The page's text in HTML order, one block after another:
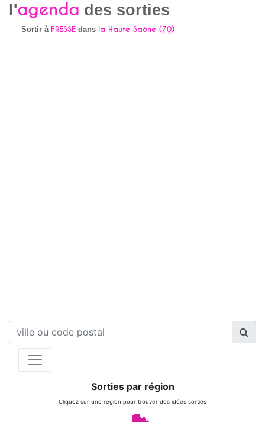
l'agenda des sorties
Sortir à FRESSEdans la Haute Saône (70)
Sorties par région
Cliquez sur une région pour trouver des idées sorties